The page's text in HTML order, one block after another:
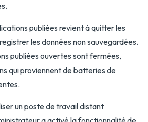
publiées revient à quitter les
les données non sauvegardées.
publiées ouvertes sont fermées,
qui proviennent de batteries de
un poste de travail distant